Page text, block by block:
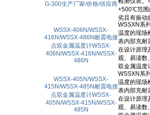
G-300生产厂家/价格/供应商
WSSX-406N/WSSX-
416N/WSSX-486N耐震电接
点双金属温度计WSSX-
406N/WSSX-416N/WSSX-
486N
WSSX-405N/WSSX-
415N/WSSX-485N耐震电接
点双金属温度计WSSX-
405N/WSSX-415N/WSSX-
485N